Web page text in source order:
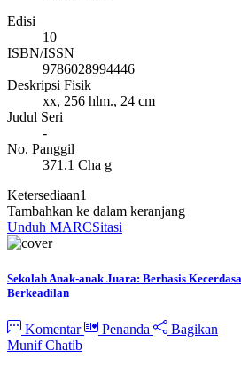
Edisi
10
ISBN/ISSN
9786028994446
Deskripsi Fisik
xx, 256 hlm., 24 cm
Judul Seri
-
No. Panggil
371.1 Cha g
Ketersediaan1
Tambahkan ke dalam keranjang
Unduh MARCSitasi
Sekolah Anak-anak Juara: Berbasis
Berkeadilan
Komentar Penanda
Bagikan
Munif Chatib